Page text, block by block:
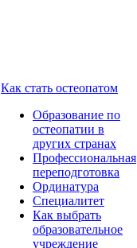
Как стать остеопатом
Образование по
остеопатии в
других странах
Профессиональная
переподготовка
Ординатура
Специалитет
Как выбрать
образовательное
учреждение